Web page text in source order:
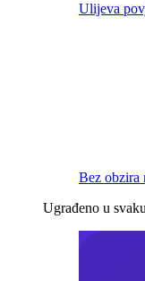
Ulijeva
Bez obzira
Ugrađeno u